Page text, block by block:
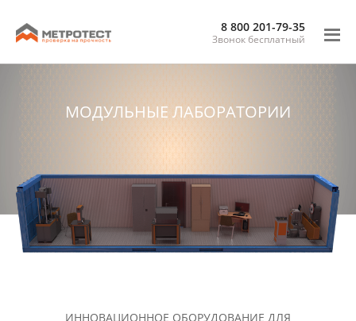
8 800 201-79-35
Звонок бесплатный
МОДУЛЬНЫЕ ЛАБОРАТОРИИ
ИННОВАЦИОННОЕ ОБОРУДОВАНИЕ ДЛЯ